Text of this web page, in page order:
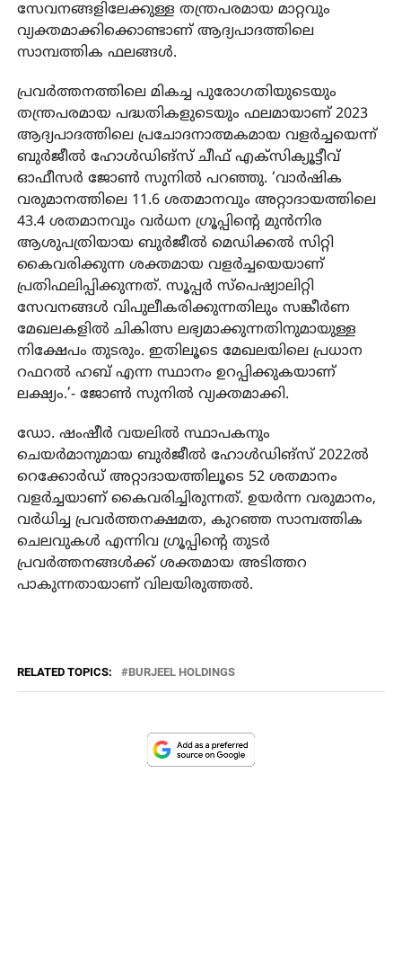
സേവനങ്ങളിലേക്കുള്ള തന്ത്രപരമായ മാറ്റവും
വ്യക്തമാക്കിക്കൊണ്ടാണ് ആദ്യപാദത്തിലെ
സാമ്പത്തിക ഫലങ്ങള്‍.
പ്രവര്‍ത്തനത്തിലെ മികച്ച പുരോഗതിയുടെയും
തന്ത്രപരമായ പദ്ധതികളുടെയും ഫലമായാണ് 2023
ആദ്യപാദത്തിലെ പ്രചോദനാത്മകമായ വളര്‍ച്ചയെന്ന്
ബുര്‍ജീല്‍ ഹോള്‍ഡിങ്സ് ചീഫ് എക്സിക്യൂട്ടീവ്
ഓഫീസര്‍ ജോണ്‍ സുനില്‍ പറഞ്ഞു. ‘വാര്‍ഷിക
വരുമാനത്തിലെ 11.6 ശതമാനവും അറ്റാദായത്തിലെ
43.4 ശതമാനവും വര്‍ധന ഗ്രൂപ്പിന്റെ മുന്‍നിര
ആശുപത്രിയായ ബുര്‍ജീല്‍ മെഡിക്കല്‍ സിറ്റി
കൈവരിക്കുന്ന ശക്തമായ വളര്‍ച്ചയെയാണ്
പ്രതിഫലിപ്പിക്കുന്നത്. സൂപ്പര്‍ സ്‌പെഷ്യാലിറ്റി
സേവനങ്ങള്‍ വിപുലീകരിക്കുന്നതിലും സങ്കീര്‍ണ
മേഖലകളില്‍ ചികിത്സ ലഭ്യമാക്കുന്നതിനുമായുള്ള
നിക്ഷേപം തുടരും. ഇതിലൂടെ മേഖലയിലെ പ്രധാന
റഫറല്‍ ഹബ് എന്ന സ്ഥാനം ഉറപ്പിക്കുകയാണ്
ലക്ഷ്യം.’- ജോണ്‍ സുനില്‍ വ്യക്തമാക്കി.
ഡോ. ഷംഷീര്‍ വയലില്‍ സ്ഥാപകനും
ചെയര്‍മാനുമായ ബുര്‍ജീല്‍ ഹോള്‍ഡിങ്‌സ് 2022ല്‍
റെക്കോര്‍ഡ് അറ്റാദായത്തിലൂടെ 52 ശതമാനം
വളര്‍ച്ചയാണ് കൈവരിച്ചിരുന്നത്. ഉയര്‍ന്ന വരുമാനം,
വര്‍ധിച്ച പ്രവര്‍ത്തനക്ഷമത, കുറഞ്ഞ സാമ്പത്തിക
ചെലവുകള്‍ എന്നിവ ഗ്രൂപ്പിന്റെ തുടര്‍
പ്രവര്‍ത്തനങ്ങള്‍ക്ക് ശക്തമായ അടിത്തറ
പാകുന്നതായാണ് വിലയിരുത്തല്‍.
RELATED TOPICS: BURJEEL HOLDINGS